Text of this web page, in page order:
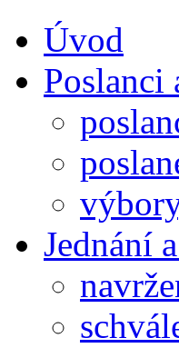
Úvod
Poslanci
Jednání